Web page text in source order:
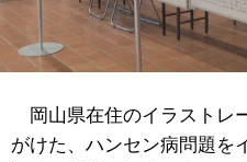
岡山県在住のイラストレ
がけた、ハンセン病問題を